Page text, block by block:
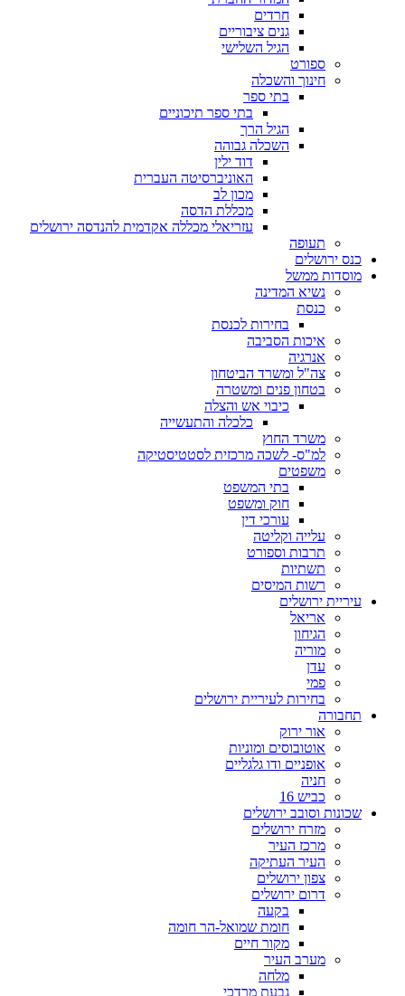
חרדים
גנים ציבוריים
הגיל השלישי
ספורט
חינוך והשכלה
בתי ספר
בתי ספר תיכוניים
הגיל הרך
השכלה גבוהה
דוד ילין
האוניברסיטה העברית
מכון לב
מכללת הדסה
עזריאלי מכללה אקדמית להנדסה ירושלים
תעופה
כנס ירושלים
מוסדות ממשל
נשיא המדינה
כנסת
בחירות לכנסת
איכות הסביבה
אנרגיה
צה"ל ומשרד הביטחון
בטחון פנים ומשטרה
כיבוי אש והצלה
כלכלה והתעשייה
משרד החוץ
למ"ס- לשכה מרכזית לסטטיסטיקה
משפטים
בתי המשפט
חוק ומשפט
עורכי דין
עלייה וקליטה
תרבות וספורט
תשתיות
רשות המיסים
עיריית ירושלים
אריאל
הגיחון
מוריה
עדן
פמי
בחירות לעיריית ירושלים
תחבורה
אור ירוק
אוטובוסים ומוניות
אופניים ודו גלגליים
חניה
כביש 16
שכונות וסובב ירושלים
מזרח ירושלים
מרכז העיר
העיר העתיקה
צפון ירושלים
דרום ירושלים
בקעה
חומת שמואל-הר חומה
מקור חיים
מערב העיר
מלחה
גבעת מרדכי